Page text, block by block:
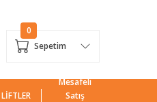
0
Sepetim
LİFTLER
Mesafeli
Satış